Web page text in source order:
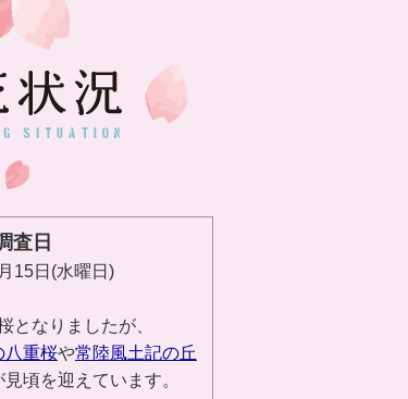
査日
15日(水曜日)
となりましたが、
八重桜や常陸風土記の丘
見頃を迎えています。